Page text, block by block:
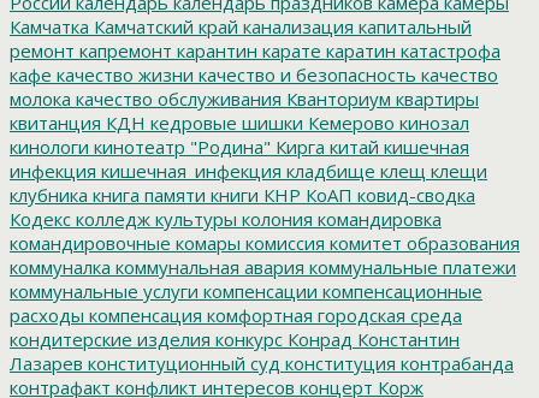
Камчатка Камчатский край канализация капитальный
ремонт капремонт карантин карате каратин катастрофа
кафе качество жизни качество и безопасность качество
молока качество обслуживания Кванториум квартиры
квитанция КДН кедровые шишки Кемерово кинозал
кинологи кинотеатр "Родина" Кирга китай кишечная
инфекция кишечная_инфекция кладбище клещ клещи
клубника книга памяти книги КНР КоАП ковид-сводка
Кодекс колледж культуры колония командировка
командировочные комары комиссия комитет образования
коммуналка коммунальная авария коммунальные платежи
коммунальные услуги компенсации компенсационные
расходы компенсация комфортная городская среда
кондитерские изделия конкурс Конрад Константин
Лазарев конституционный суд конституция контрабанда
контрафакт конфликт интересов концерт Корж